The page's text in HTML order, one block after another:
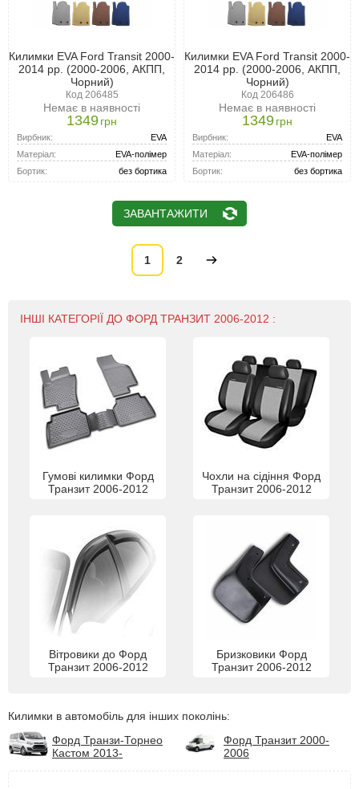
Килимки EVA Ford Transit 2000-
2014 рр. (2000-2006, АКПП,
Чорний)
Код 206485
Немає в наявності
1349грн
Вирбник:
EVA
Матеріал:
EVA-полімер
Бортик:
без бортика
Килимки EVA Ford Transit 2000-
2014 рр. (2000-2006, АКПП,
Чорний)
Код 206486
Немає в наявності
1349грн
Вирбник:
EVA
Матеріал:
EVA-полімер
Бортик:
без бортика
ЗАВАНТАЖИТИ
1 2
ІНШІ КАТЕГОРІЇ ДО ФОРД ТРАНЗИТ 2006-2012 :
Гумові килимки Форд
Транзит 2006-2012
Чохли на сідіння Форд
Транзит 2006-2012
Вітровики до Форд
Транзит 2006-2012
Бризковики Форд
Транзит 2006-2012
Килимки в автомобіль для інших поколінь:
Форд Транзи-Торнео
Кастом 2013-
Форд Транзит 2000-
2006